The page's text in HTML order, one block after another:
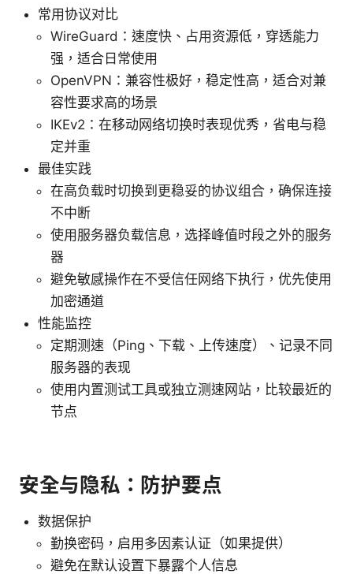
常用协议对比
WireGuard：速度快、占用资源低，穿透能力
强，适合日常使用
OpenVPN：兼容性极好，稳定性高，适合对兼
容性要求高的场景
IKEv2：在移动网络切换时表现优秀，省电与稳
定并重
最佳实践
在高负载时切换到更稳妥的协议组合，确保连接
不中断
使用服务器负载信息，选择峰值时段之外的服务
器
避免敏感操作在不受信任网络下执行，优先使用
加密通道
性能监控
定期测速（Ping、下载、上传速度）、记录不同
服务器的表现
使用内置测试工具或独立测速网站，比较最近的
节点
安全与隐私：防护要点
数据保护
勤换密码，启用多因素认证（如果提供）
避免在默认设置下暴露个人信息